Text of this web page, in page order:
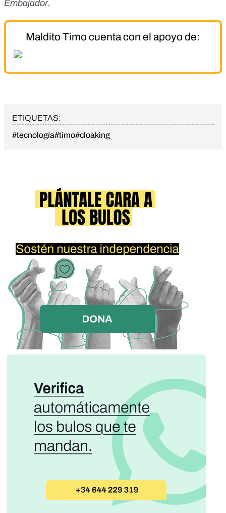
Embajador.
Maldito Timo cuenta con el apoyo de:
ETIQUETAS:
#tecnología#timo#cloaking